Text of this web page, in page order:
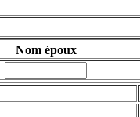
Nom époux